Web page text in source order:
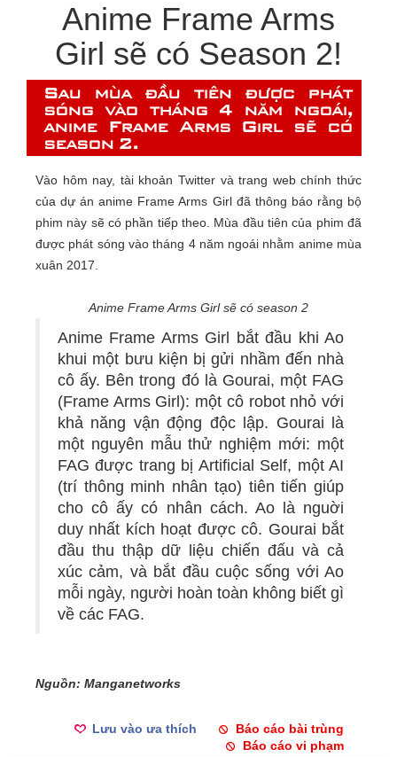
Anime Frame Arms
Girl sẽ có Season 2!
Sau mùa đầu tiên được phát
sóng vào tháng 4 năm ngoái,
anime Frame Arms Girl sẽ có
season 2.
Vào hôm nay, tài khoản Twitter và trang web chính thức
của dự án anime Frame Arms Girl đã thông báo rằng bộ
phim này sẽ có phần tiếp theo. Mùa đầu tiên của phim đã
được phát sóng vào tháng 4 năm ngoái nhằm anime mùa
xuân 2017.
Anime Frame Arms Girl sẽ có season 2
Anime Frame Arms Girl bắt đầu khi Ao
khui một bưu kiện bị gửi nhầm đến nhà
cô ấy. Bên trong đó là Gourai, một FAG
(Frame Arms Girl): một cô robot nhỏ với
khả năng vận động độc lập. Gourai là
một nguyên mẫu thử nghiệm mới: một
FAG được trang bị Artificial Self, một AI
(trí thông minh nhân tạo) tiên tiến giúp
cho cô ấy có nhân cách. Ao là nguời
duy nhất kích hoạt được cô. Gourai bắt
đầu thu thập dữ liệu chiến đấu và cả
xúc cảm, và bắt đầu cuộc sống với Ao
mỗi ngày, người hoàn toàn không biết gì
về các FAG.
Nguồn: Manganetworks
Lưu vào ưa thích
Báo cáo bài trùng
Báo cáo vi phạm